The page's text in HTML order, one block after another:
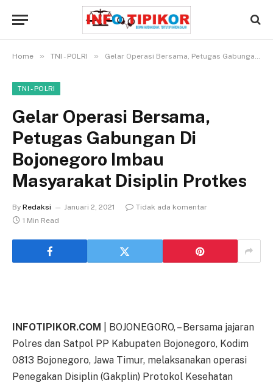
Home » TNI - POLRI » Gelar Operasi Bersama, Petugas Gabungan Di Bojonegoro Imbau Masyarakat Disiplin Protkes
TNI - POLRI
Gelar Operasi Bersama,
Petugas Gabungan Di
Bojonegoro Imbau
Masyarakat Disiplin Protkes
By Redaksi Januari 2, 2021
Tidak ada komentar
1 Min Read
INFOTIPIKOR.COM | BOJONEGORO, – Bersama jajaran
Polres dan Satpol PP Kabupaten Bojonegoro, Kodim
0813 Bojonegoro, Jawa Timur, melaksanakan operasi
Penegakan Disiplin (Gakplin) Protokol Kesehatan